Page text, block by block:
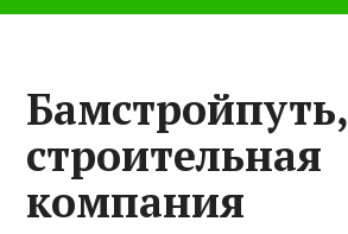
Бамстройпуть,
строительная
компания